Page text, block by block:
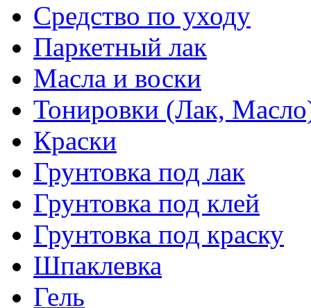
Средство по уходу
Паркетный лак
Масла и воски
Тонировки (Лак,
Краски
Грунтовка под лак
Грунтовка под клей
Грунтовка под краску
Шпаклевка
Гель